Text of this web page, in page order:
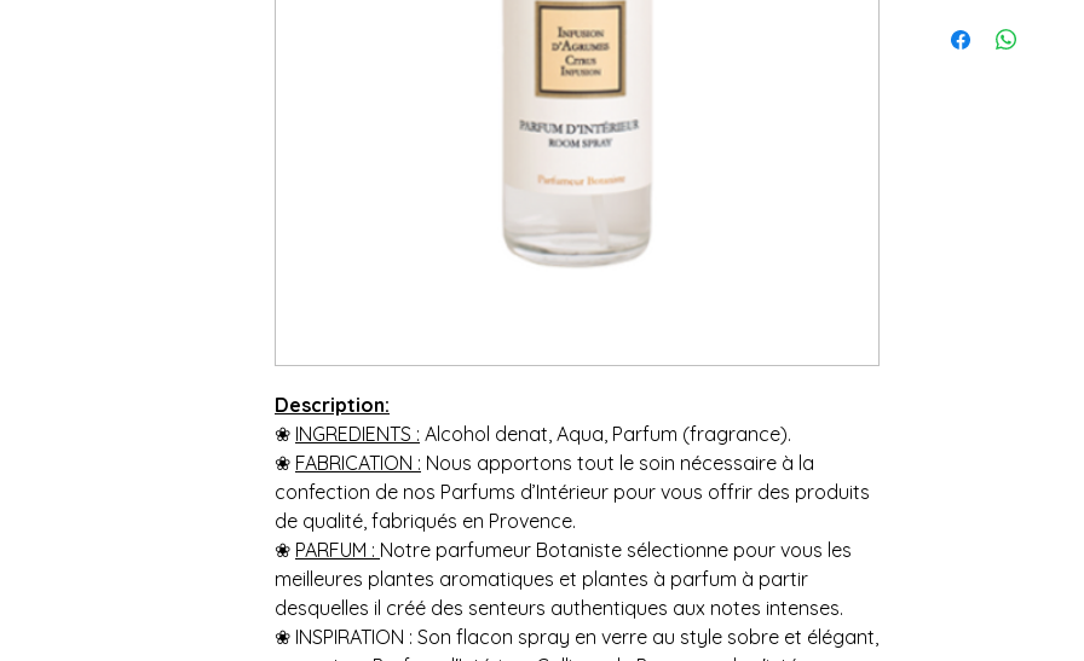
Description:
❀ INGREDIENTS : Alcohol denat, Aqua, Parfum (fragrance).
❀ FABRICATION : Nous apportons tout le soin nécessaire à la
confection de nos Parfums d’Intérieur pour vous offrir des produits
de qualité, fabriqués en Provence.
❀ PARFUM : Notre parfumeur Botaniste sélectionne pour vous les
meilleures plantes aromatiques et plantes à parfum à partir
desquelles il créé des senteurs authentiques aux notes intenses.
❀ INSPIRATION : Son flacon spray en verre au style sobre et élégant,